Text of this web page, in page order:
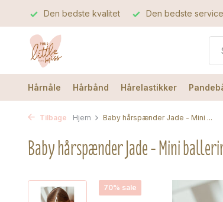
Den bedste kvalitet Den bedste service
Hårnåle Hårbånd Hårelastikker
Tilbage Hjem Baby hårspænder Jade - Mini ...
Baby hårspænder Jade - Mini
70% sale